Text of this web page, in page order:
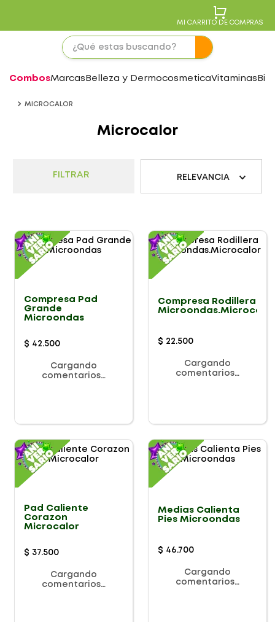
MI CARRITO DE COMPRAS
CombosMarcas Belleza y DermocosmeticaVitaminas
MICROCALOR
Microcalor
FILTRAR RELEVANCIA
Compresa Pad
Grande
Microondas
$ 42.500
Cargando
comentarios…
Compresa Rodillera
Microondas.Microcalor
$ 22.500
Cargando
comentarios…
Pad Caliente
Corazon
Microcalor
$ 37.500
Cargando
comentarios…
Medias Calienta
Pies Microondas
$ 46.700
Cargando
comentarios…